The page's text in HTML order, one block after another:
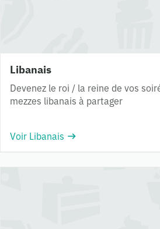
Libanais
Devenez le roi / la reine de vos
mezzes libanais à partager
Voir Libanais